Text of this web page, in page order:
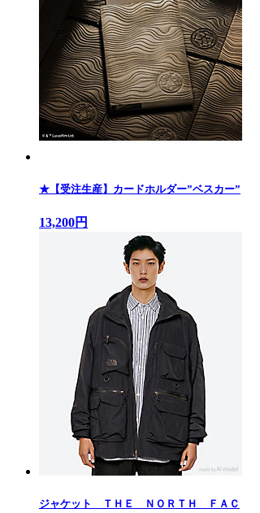
★【受注生産】カードホルダー”ベスカー”
13,200円
ジャケット ＴＨＥ ＮＯＲＴＨ ＦＡＣ